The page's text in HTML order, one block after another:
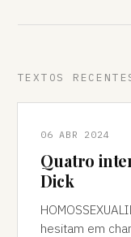
TEXTOS
06 ABR 2024
Quatro
Dick
HOMOSSEXUALIDADE H�
hesitam em